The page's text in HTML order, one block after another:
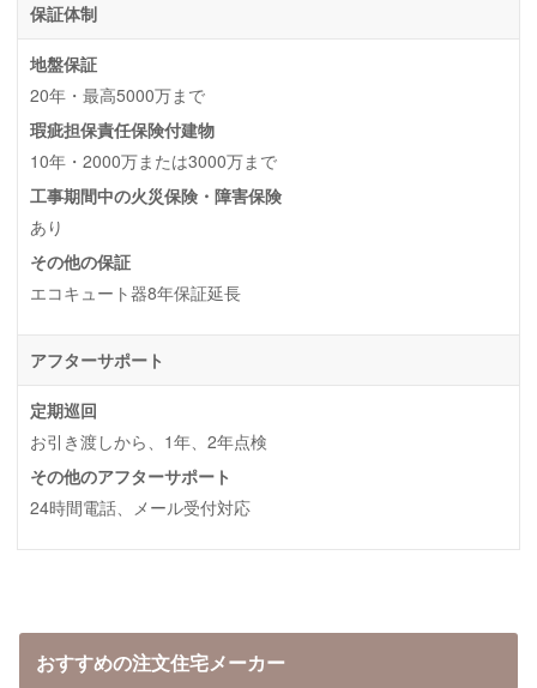
保証体制
地盤保証
20年・最高5000万まで
瑕疵担保責任保険付建物
10年・2000万または3000万まで
工事期間中の火災保険・障害保険
あり
その他の保証
エコキュート器8年保証延長
アフターサポート
定期巡回
お引き渡しから、1年、2年点検
その他のアフターサポート
24時間電話、メール受付対応
おすすめの注文住宅メーカー